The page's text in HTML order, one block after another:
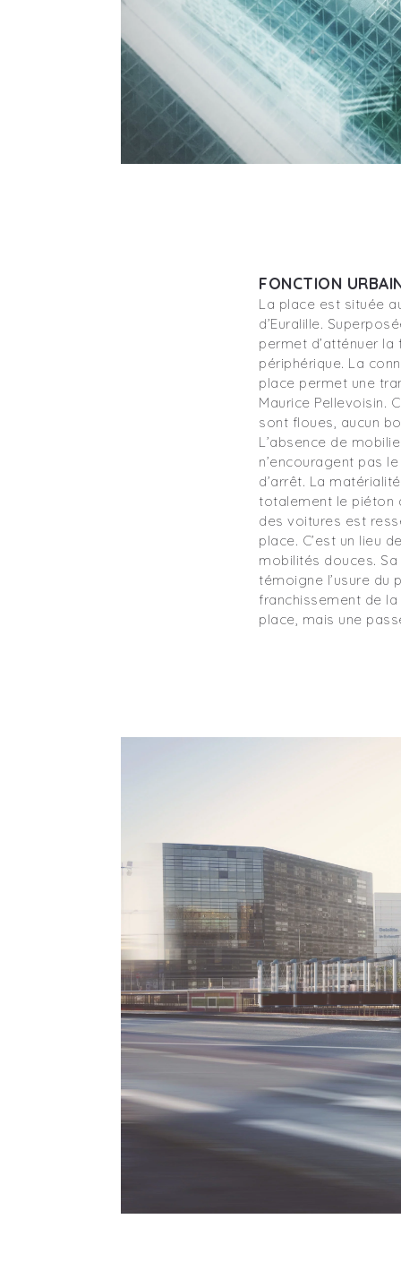
FONCTION
La place est située
d’Euralille.
permet d’atténuer
périphérique. La
place permet une
Maurice Pellevoisin.
sont floues, aucun
L’absence de
n’encouragent pas
d’arrêt. La
totalement le piéton
des voitures est
place. C’est un lieu
mobilités douces.
témoigne l’usure du
franchissement de la
place, mais une